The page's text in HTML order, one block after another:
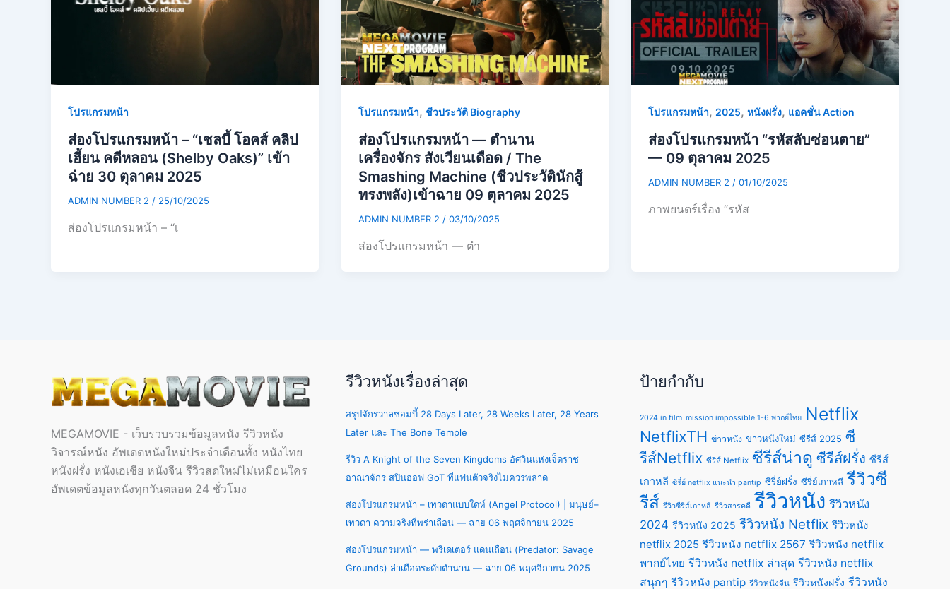
โปรแกรมหน้า
ส่องโปรแกรมหน้า – “เชลบี้ โอคส์ คลิป
เฮี้ยน คดีหลอน (Shelby Oaks)” เข้า
ฉ่าย 30 ตุลาคม 2025
ADMIN NUMBER 2 / 25/10/2025
ส่องโปรแกรมหน้า – “เ
โปรแกรมหน้า, ชีวประวัติ Biography
ส่องโปรแกรมหน้า — ตำนาน
เครื่องจักร สังเวียนเดือด / The
Smashing Machine (ชีวประวัตินักสู้
ทรงพลัง)เข้าฉาย 09 ตุลาคม 2025
ADMIN NUMBER 2 / 03/10/2025
ส่องโปรแกรมหน้า — ตำ
โปรแกรมหน้า,2025,หนังฝรั่ง, แอคชั่น Action
ส่องโปรแกรมหน้า “รหัสลับซ่อนตาย”
— 09 ตุลาคม 2025
ADMIN NUMBER 2 /01/10/2025
ภาพยนตร์เรื่อง “รหัส
MEGAMOVIE - เว็บรวบรวมข้อมูลหนัง รีวิวหนัง
วิจารณ์หนัง อัพเดตหนังใหม่ประจำเดือนทั้ง หนังไทย
หนังฝรั่ง หนังเอเชีย หนังจีน รีวิวสดใหม่ไม่เหมือนใคร
อัพเดตข้อมูลหนังทุกวันตลอด 24 ชั่วโมง
รีวิวหนังเรื่องล่าสุด
สรุปจักรวาลซอมบี้ 28 Days Later, 28 Weeks Later, 28 Years
Later และ The Bone Temple
รีวิว A Knight of the Seven Kingdoms อัศวินแห่งเจ็ดราช
อาณาจักร สปินออฟ GoT ที่แฟนตัวจริงไม่ควรพลาด
ส่องโปรแกรมหน้า – เทวดาแบบใดห์ (Angel Protocol) | มนุษย์–
เทวดา ความจริงที่พร่าเลือน — ฉาย 06 พฤศจิกายน 2025
ส่องโปรแกรมหน้า — พรีเดเตอร์ แดนเถื่อน (Predator: Savage
Grounds) ล่าเดือดระดับตำนาน — ฉาย 06 พฤศจิกายน 2025
ป้ายกำกับ
2024 in film mission impossible 1-6 พากย์ไทย Netflix
NetflixTH ข่าวหนัง ข่าวหนังใหม่ ซีรีส์ 2025 ซี
รีส์Netflix ซีรีส์ Netflix ซีรีส์น่าดู ซีรีส์ฝรั่ง ซีรีส์
เกาหลี ซีรี่ย์ netflix แนะนํา pantip ซีรี่ย์ฝรั่ง ซีรี่ย์เกาหลี รีวิวซี
รีส์ รีวิวซีรีส์เกาหลี รีวิวสารคดี รีวิวหนัง รีวิวหนัง
2024 รีวิวหนัง 2025 รีวิวหนัง Netflix รีวิวหนัง
netflix 2025 รีวิวหนัง netflix 2567 รีวิวหนัง netflix
พากย์ไทย รีวิวหนัง netflix ล่าสุด รีวิวหนัง netflix
สนุกๆ รีวิวหนัง pantip รีวิวหนังจีน รีวิวหนังฝรั่ง รีวิวหนัง